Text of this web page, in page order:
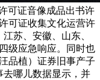
可证音像成品出书许
可证收集文化运营许
苏、安徽、山东、
级应急响应。同时也
品植）证券旧事产子
去哪儿数据显示，并